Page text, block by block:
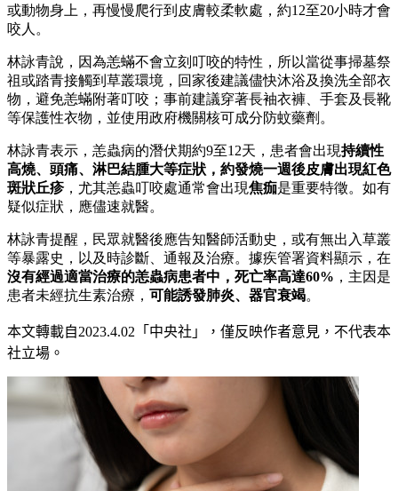
或動物身上，再慢慢爬行到皮膚較柔軟處，約12至20小時才會
咬人。
林詠青說，因為恙蟎不會立刻叮咬的特性，所以當從事掃墓祭
祖或踏青接觸到草叢環境，回家後建議儘快沐浴及換洗全部衣
物，避免恙蟎附著叮咬；事前建議穿著長袖衣褲、手套及長靴
等保護性衣物，並使用政府機關核可成分防蚊藥劑。
林詠青表示，恙蟲病的潛伏期約9至12天，患者會出現持續性
高燒、頭痛、淋巴結腫大等症狀，約發燒一週後皮膚出現紅色
斑狀丘疹，尤其恙蟲叮咬處通常會出現焦痂是重要特徵。如有
疑似症狀，應儘速就醫。
林詠青提醒，民眾就醫後應告知醫師活動史，或有無出入草叢
等暴露史，以及時診斷、通報及治療。據疾管署資料顯示，在
沒有經過適當治療的恙蟲病患者中，死亡率高達60% ，主因是
患者未經抗生素治療， 可能誘發肺炎、器官衰竭。
本文轉載自2023.4.02 「中央社」
，僅反映作者意見，不代表本
社立場。